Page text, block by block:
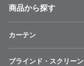
商品から探す
カーテン
ブラインド・スクリーン